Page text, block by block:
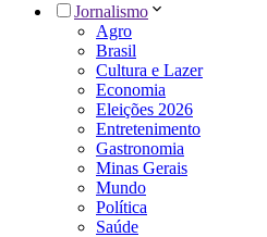
Jornalismo
Agro
Brasil
Cultura e Lazer
Economia
Eleições 2026
Entretenimento
Gastronomia
Minas Gerais
Mundo
Política
Saúde